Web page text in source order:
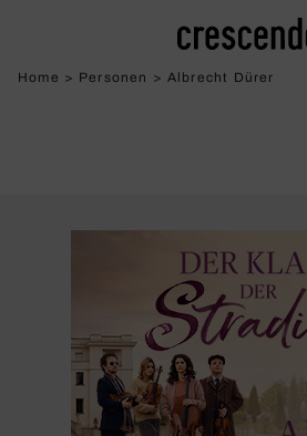
Home > Personen > Albrecht Dürer